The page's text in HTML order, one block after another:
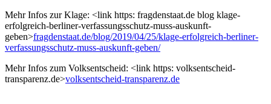
Mehr Infos zur Klage: <link https: fragdenstaat.de blog klage-
erfolgreich-berliner-verfassungsschutz-muss-auskunft-
geben>fragdenstaat.de/blog/2019/04/25/klage-erfolgreich-berliner-
verfassungsschutz-muss-auskunft-geben/
Mehr Infos zum Volksentscheid: <link https: volksentscheid-
transparenz.de>volksentscheid-transparenz.de